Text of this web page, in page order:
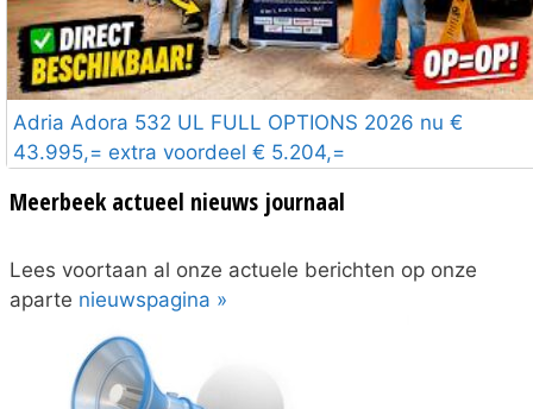
Adria Adora 532 UL FULL OPTIONS 2026 nu €
43.995,= extra voordeel € 5.204,=
Meerbeek actueel nieuws journaal
Lees voortaan al onze actuele berichten op onze
aparte nieuwspagina »